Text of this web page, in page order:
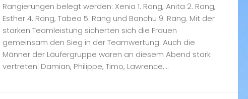
Rangierungen belegt werden: Xenia 1. Rang, Anita 2. Rang,
Esther 4. Rang, Tabea 5. Rang und Banchu 9. Rang. Mit der
starken Teamleistung sicherten sich die Frauen
gemeinsam den Sieg in der Teamwertung. Auch die
Männer der Läufergruppe waren an diesem Abend stark
vertreten: Damian, Philippe, Timo, Lawrence,...